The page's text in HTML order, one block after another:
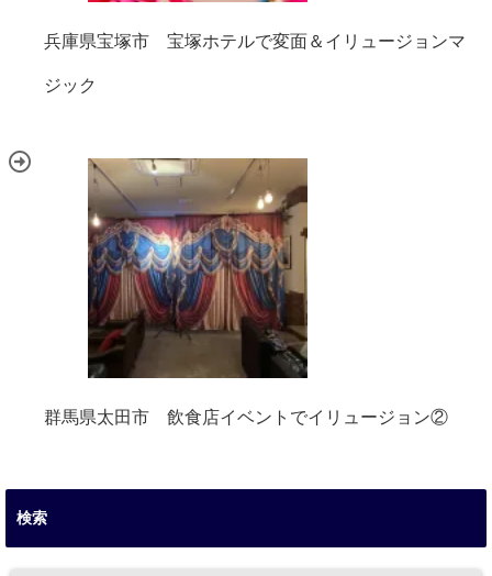
兵庫県宝塚市 宝塚ホテルで変面＆イリュージョンマ
ジック
群馬県太田市 飲食店イベントでイリュージョン②
検索